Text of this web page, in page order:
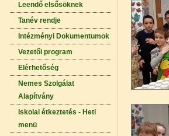
Leendő elsősöknek
Tanév rendje
Intézményi Dokumentumok
Vezetői program
Elérhetőség
Nemes Szolgálat
Alapítvány
Iskolai étkeztetés - Heti
menü